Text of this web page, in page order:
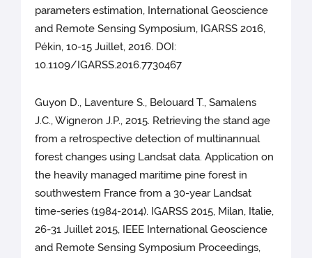
parameters estimation, International Geoscience
and Remote Sensing Symposium, IGARSS 2016,
Pékin, 10-15 Juillet, 2016. DOI:
10.1109/IGARSS.2016.7730467
Guyon D., Laventure S., Belouard T., Samalens
J.C., Wigneron J.P., 2015. Retrieving the stand age
from a retrospective detection of multinannual
forest changes using Landsat data. Application on
the heavily managed maritime pine forest in
southwestern France from a 30-year Landsat
time-series (1984-2014). IGARSS 2015, Milan, Italie,
26-31 Juillet 2015, IEEE International Geoscience
and Remote Sensing Symposium Proceedings,